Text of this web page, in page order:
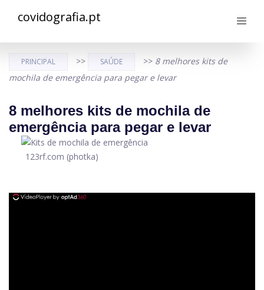
covidografia.pt
PRINCIPAL >> SAÚDE >> 8 melhores kits de
mochila de emergência para pegar e levar
8 melhores kits de mochila de
emergência para pegar e levar
123rf.com (photka)